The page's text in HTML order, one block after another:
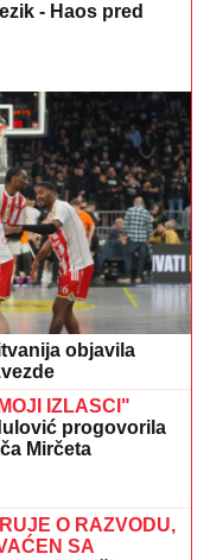
U KOJU SU
na Kosmaju i
novac: "To je
I VELJKO
NA AVALI
a sada podelili
uveliko
Tea Tairović
UDES, auto
nesreće
odluku